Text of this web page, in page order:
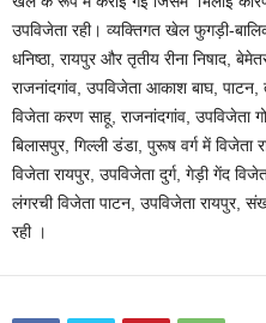
उपविजेता रही। व्यक्तिगत खेल फुगड़ी-
धनिष्ठा, रायपुर और तृतीय रीना निषाद,
राजनांदगांव, उपविजेता आकाश बाघ, पाटन,
विजेता करण साहू, राजनांदगांव, उपविजेता
बिलासपुर, गिल्ली डंडा, पुरूष वर्ग में विजेता
विजेता रायपुर, उपविजेता दुर्ग, गेड़ी गेंद
लंगरची विजेता पाटन, उपविजेता रायपुर,
रही ।